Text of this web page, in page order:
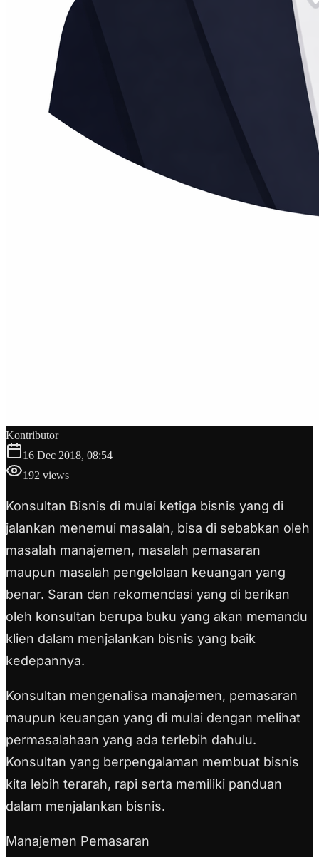
Kontributor
16 Dec 2018, 08:54
192 views
Konsultan Bisnis di mulai ketiga bisnis yang di
jalankan menemui masalah, bisa di sebabkan oleh
masalah manajemen, masalah pemasaran
maupun masalah pengelolaan keuangan yang
benar. Saran dan rekomendasi yang di berikan
oleh konsultan berupa buku yang akan memandu
klien dalam menjalankan bisnis yang baik
kedepannya.
Konsultan mengenalisa manajemen, pemasaran
maupun keuangan yang di mulai dengan melihat
permasalahaan yang ada terlebih dahulu.
Konsultan yang berpengalaman membuat bisnis
kita lebih terarah, rapi serta memiliki panduan
dalam menjalankan bisnis.
Manajemen Pemasaran